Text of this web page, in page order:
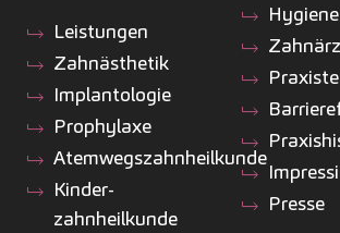
Leistungen
Zahnästhetik
Implantologie
Prophylaxe
Atemwegszahnheilkunde
Kinder­
zahnheilkunde
Hygiene
Presse